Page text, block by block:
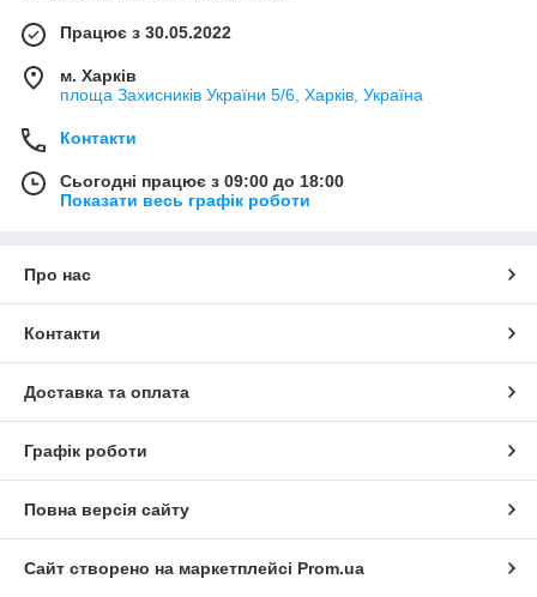
Працює з 30.05.2022
м. Харків
площа Захисників України 5/6, Харків, Україна
Контакти
Сьогодні працює з 09:00 до 18:00
Показати весь графік роботи
Про нас
Контакти
Доставка та оплата
Графік роботи
Повна версія сайту
Сайт створено на маркетплейсі Prom.ua